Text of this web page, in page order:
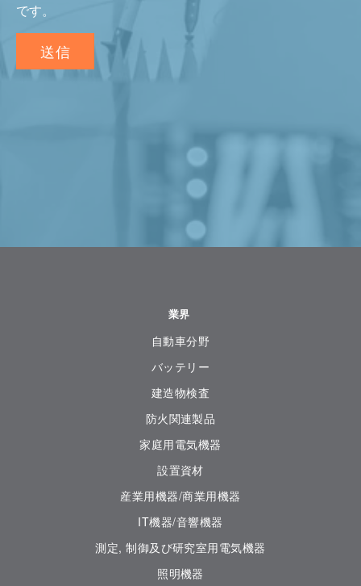
です。
業界
自動車分野
バッテリー
建造物検査
防火関連製品
家庭用電気機器
設置資材
産業用機器/商業用機器
IT機器/音響機器
測定, 制御及び研究室用電気機器
照明機器